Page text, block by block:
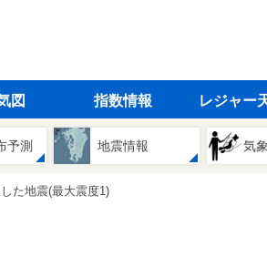
図 指数情報 レジャー
予測 地震情報 気
た地震(最大震度1)